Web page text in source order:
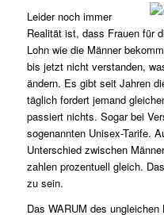
Leider noch immer
Realität ist, dass Frauen für
Lohn wie die Männer
bis jetzt nicht verstanden,
ändern. Es gibt seit Jahren
täglich fordert jemand
passiert nichts. Sogar bei
sogenannten Unisex-Tarife.
Unterschied zwischen
zahlen prozentuell gleich.
zu sein.
Das WARUM des